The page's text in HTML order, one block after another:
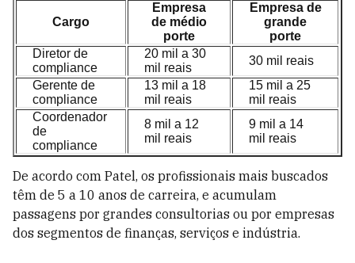
Cargo
Empresa
de médio
porte
Empresa de
grande
porte
Diretor de
compliance
20 mil a 30
mil reais
30 mil reais
Gerente de
compliance
13 mil a 18
mil reais
15 mil a 25
mil reais
Coordenador
de
compliance
8 mil a 12
mil reais
9 mil a 14
mil reais
De acordo com Patel, os profissionais mais buscados
têm de 5 a 10 anos de carreira, e acumulam
passagens por grandes consultorias ou por empresas
dos segmentos de finanças, serviços e indústria.